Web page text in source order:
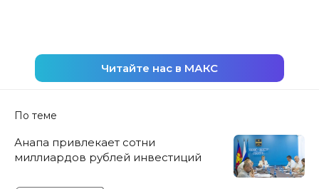
Читайте нас в МАКС
По теме
Анапа привлекает сотни
миллиардов рублей инвестиций